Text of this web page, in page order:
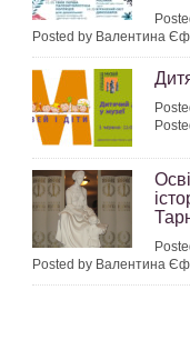
Posted by Валентина
Posted by Валентина